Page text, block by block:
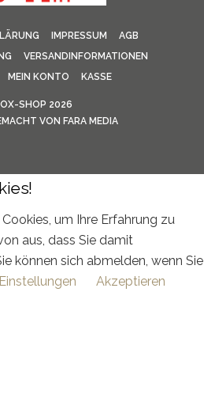
IMPRESSUM
AGB
VERSANDINFORMATIONEN
MEIN KONTO KASSE
SHOP 2026
VON FARA MEDIA
um Ihre Erfahrung zu
aus, dass Sie damit
können sich abmelden, wenn Sie
Akzeptieren